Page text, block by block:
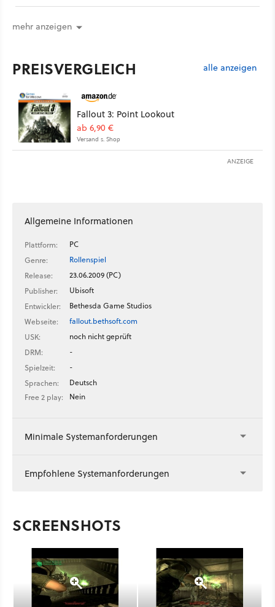
mehr anzeigen
PREISVERGLEICH alle anzeigen
Fallout 3: Point Lookout
ab 6,90 €
Versand s. Shop
ANZEIGE
Allgemeine Informationen
Plattform:
PC
Genre:
Rollenspiel
Release:
23.06.2009 (PC)
Publisher:
Ubisoft
Entwickler:
Bethesda Game Studios
Webseite:
fallout.bethsoft.com
USK:
noch nicht geprüft
DRM:
-
Spielzeit:
-
Sprachen:
Deutsch
Free 2 play:
Nein
Minimale Systemanforderungen
Empfohlene Systemanforderungen
SCREENSHOTS